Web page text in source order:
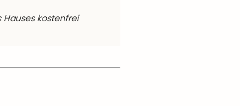
kostenfrei